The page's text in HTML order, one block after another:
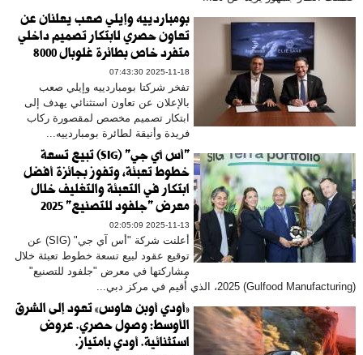
بومباردييه وإيلي صعب يعلنان عن
تعاون حصري لابتكار تصميم داخلي
متفرد خاص بطائرة غلوبال 8000
2025-11-18 07:43:30
تفخر شركتا بومباردييه وإيلي صعب
بالإعلان عن تعاون استثنائي يهدف إلى
ابتكار تصميم مخصص لمقصورة ركاب
فريدة وأنيقة لطائرة بومباردييه...
"أس آي جي" (SIG) تبيع تسعة
خطوط تعبئة، وتفوز بجائزة أفضل
ابتكار في التعبئة والتغليف خلال
معرض "جلفود للتصنيع" 2025
2025-11-13 02:05:09
أعلنت شركة "أس آي جي" (SIG) عن
توقيع عقود لبيع تسعة خطوط تعبئة خلال
مشاركتها في معرض "جلفود للتصنيع"
(Gulfood Manufacturing) 2025، الذي أُقيم في مركز دبي...
«أودي أوبن هاوس» تعود إلى الشرق
الأوسط: وصول حصري. عروض
استثنائية. أودي بامتياز.